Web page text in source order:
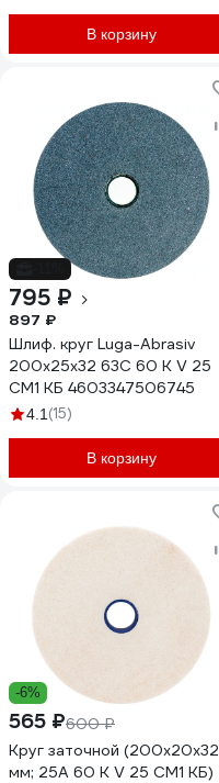
В корзину
795 ₽
897 ₽
Шлиф. круг Luga-Abrasiv
200х25х32 63С 60 К V 25
СМ1 КБ 4603347506745
4.1 (15)
В корзину
-6%
565 ₽600 ₽
Круг заточной (200х20х32
мм; 25А 60 K V 25 СМ1 КБ)